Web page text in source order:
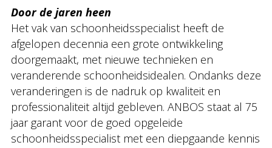
Door de jaren heen
Het vak van schoonheidsspecialist heeft de
afgelopen decennia een grote ontwikkeling
doorgemaakt, met nieuwe technieken en
veranderende schoonheidsidealen. Ondanks deze
veranderingen is de nadruk op kwaliteit en
professionaliteit altijd gebleven. ANBOS staat al 75
jaar garant voor de goed opgeleide
schoonheidsspecialist met een diepgaande kennis